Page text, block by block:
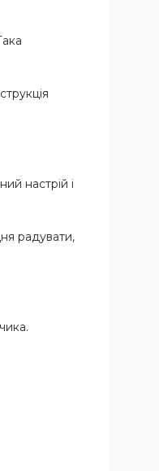
настрій і
радувати,